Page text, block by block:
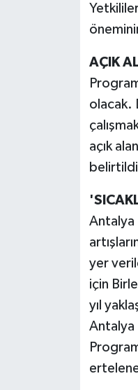
AÇIK
olacak.
açık
Antalya
yer
için
yıl
Antalya